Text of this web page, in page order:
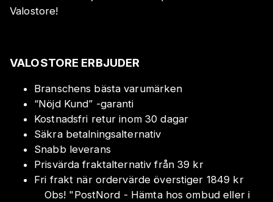
Valostore!
VALOSTORE ERBJUDER
Branschens bästa varumärken
“Nöjd Kund” -garanti
Kostnadsfri retur inom 30 dagar
Säkra betalningsalternativ
Snabb leverans
Prisvärda fraktalternativ från 39 kr
Fri frakt när ordervärde överstiger 1849 kr
Obs! "PostNord - Hämta hos ombud eller i